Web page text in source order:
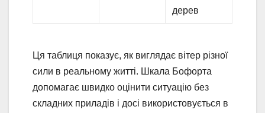
дерев
Ця таблиця показує, як виглядає вітер різної
сили в реальному житті. Шкала Бофорта
допомагає швидко оцінити ситуацію без
складних приладів і досі використовується в